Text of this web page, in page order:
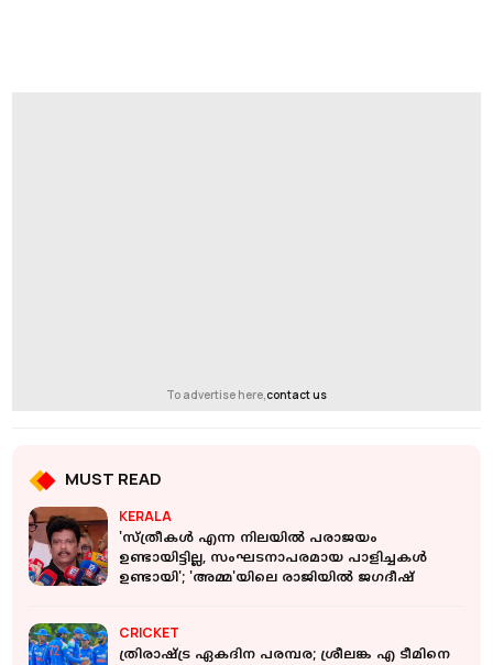
To advertise here,contact us
MUST READ
KERALA
'സ്ത്രീകൾ എന്ന നിലയിൽ പരാജയം
ഉണ്ടായിട്ടില്ല, സംഘടനാപരമായ പാളിച്ചകൾ
ഉണ്ടായി'; 'അമ്മ'യിലെ രാജിയില്‍ ജഗദീഷ്
CRICKET
ത്രിരാഷ്ട്ര ഏകദിന പരമ്പര; ശ്രീലങ്ക എ ടീമിനെ